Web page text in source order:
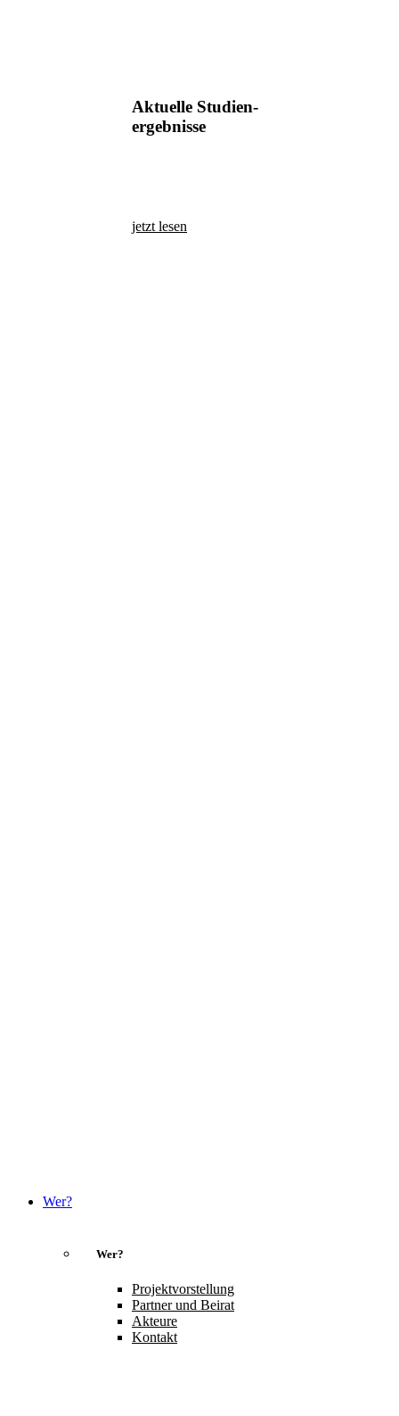
Aktuelle Studien-
ergebnisse
jetzt lesen
Wer?
Wer?
Projektvorstellung
Partner und Beirat
Akteure
Kontakt